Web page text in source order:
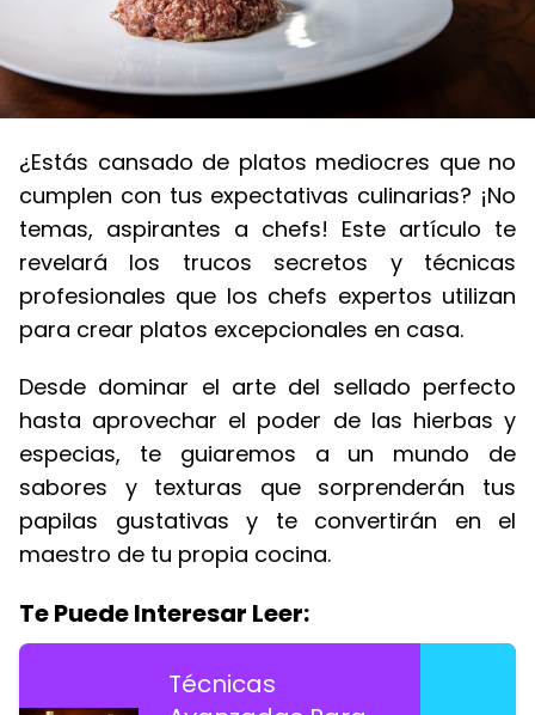
¿Estás cansado de platos mediocres que no
cumplen con tus expectativas culinarias? ¡No
temas, aspirantes a chefs! Este artículo te
revelará los trucos secretos y técnicas
profesionales que los chefs expertos utilizan
para crear platos excepcionales en casa.
Desde dominar el arte del sellado perfecto
hasta aprovechar el poder de las hierbas y
especias, te guiaremos a un mundo de
sabores y texturas que sorprenderán tus
papilas gustativas y te convertirán en el
maestro de tu propia cocina.
Te Puede Interesar Leer:
Técnicas